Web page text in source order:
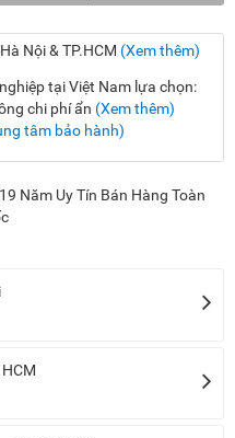
Nội & TP.HCM (Xem thêm)
tại Việt Nam lựa chọn:
chi phí ẩn (Xem thêm)
tâm bảo hành)
Năm Uy Tín Bán Hàng Toàn